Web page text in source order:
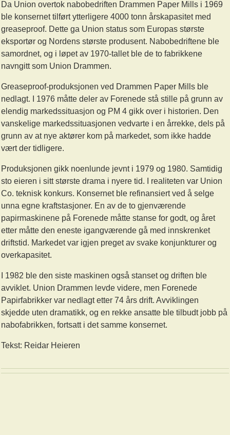
Da Union overtok nabobedriften Drammen Paper Mills i 1969
ble konsernet tilført ytterligere 4000 tonn årskapasitet med
greaseproof. Dette ga Union status som Europas største
eksportør og Nordens største produsent. Nabobedriftene ble
samordnet, og i løpet av 1970-tallet ble de to fabrikkene
navngitt som Union Drammen.
Greaseproof-produksjonen ved Drammen Paper Mills ble
nedlagt. I 1976 måtte deler av Forenede stå stille på grunn av
elendig markedssituasjon og PM 4 gikk over i historien. Den
vanskelige markedssituasjonen vedvarte i en årrekke, dels på
grunn av at nye aktører kom på markedet, som ikke hadde
vært der tidligere.
Produksjonen gikk noenlunde jevnt i 1979 og 1980. Samtidig
sto eieren i sitt største drama i nyere tid. I realiteten var Union
Co. teknisk konkurs. Konsernet ble refinansiert ved å selge
unna egne kraftstasjoner. En av de to gjenværende
papirmaskinene på Forenede måtte stanse for godt, og året
etter måtte den eneste igangværende gå med innskrenket
driftstid. Markedet var igjen preget av svake konjunkturer og
overkapasitet.
I 1982 ble den siste maskinen også stanset og driften ble
avviklet. Union Drammen levde videre, men Forenede
Papirfabrikker var nedlagt etter 74 års drift. Avviklingen
skjedde uten dramatikk, og en rekke ansatte ble tilbudt jobb på
nabofabrikken, fortsatt i det samme konsernet.
Tekst: Reidar Heieren